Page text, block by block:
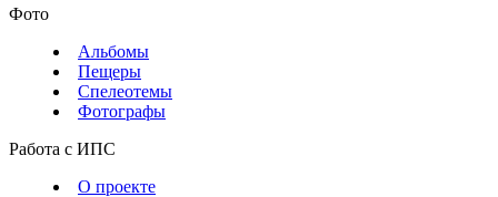
Фото
Альбомы
Пещеры
Спелеотемы
Фотографы
Работа с ИПС
О проекте